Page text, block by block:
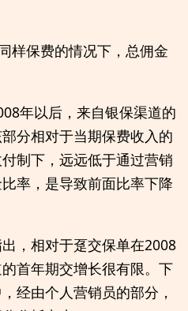
样保费的情况下，总佣金
年以后，来自银保渠道的
分相对于当期保费收入的
制下，远远低于通过营销
率，是导致前面比率下降
，相对于趸交保单在2008
首年期交增长很有限。下
经由个人营销员的部分，